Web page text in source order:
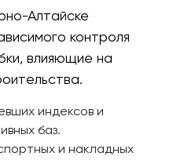
Алтайске
контроля
влияющие на
индексов и
баз.
и накладных